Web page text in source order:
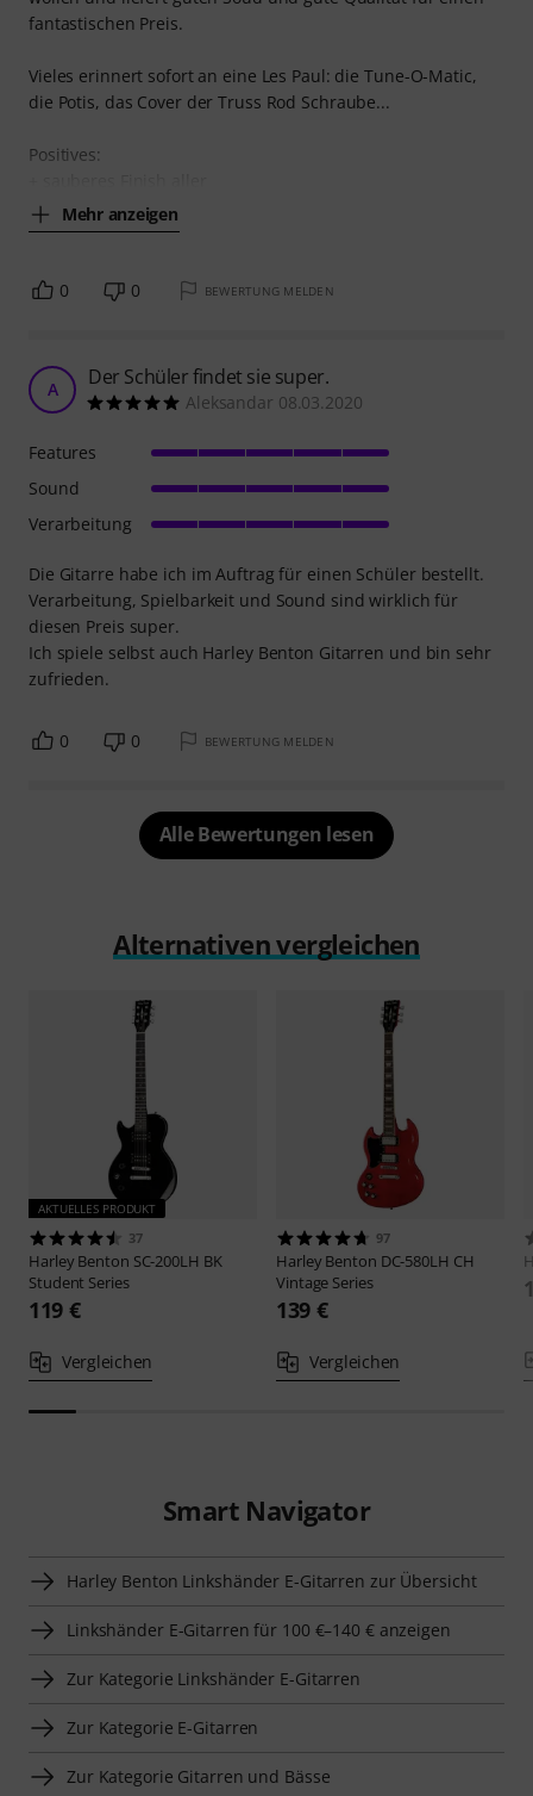
fantastischen Preis.
Vieles erinnert sofort an eine Les Paul: die Tune-O-Matic,
die Potis, das Cover der Truss Rod Schraube...
Positives:
Mehr anzeigen
0 0 BEWERTUNG MELDEN
A Der Schüler findet sie super.
Aleksandar 08.03.2020
Die Gitarre habe ich im Auftrag für einen Schüler bestellt.
Verarbeitung, Spielbarkeit und Sound sind wirklich für
diesen Preis super.
Ich spiele selbst auch Harley Benton Gitarren und bin sehr
zufrieden.
Features
Sound
Verarbeitung
0 0 BEWERTUNG MELDEN
Alle Bewertungen lesen
Alternativen vergleichen
AKTUELLES PRODUKT
37
Harley Benton SC-200LH BK
Student Series
119 €
Vergleichen
97
Harley Benton DC-580LH CH
Vintage Series
139 €
Vergleichen
Smart Navigator
Harley Benton Linkshänder E-Gitarren zur Übersicht
Linkshänder E-Gitarren für 100 €–140 € anzeigen
Zur Kategorie Linkshänder E-Gitarren
Zur Kategorie E-Gitarren
Zur Kategorie Gitarren und Bässe